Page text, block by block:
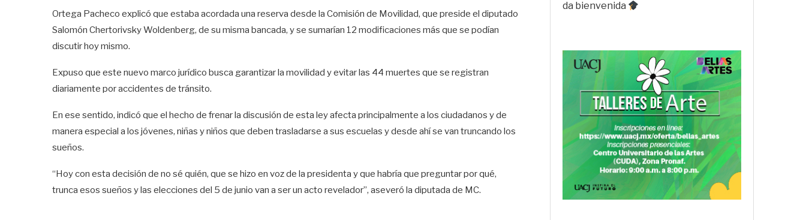
Ortega Pacheco explicó que estaba acordada una reserva desde la Comisión de Movilidad, que preside el diputado
Salomón Chertorivsky Woldenberg, de su misma bancada, y se sumarían 12 modificaciones más que se podían
discutir hoy mismo.
Expuso que este nuevo marco jurídico busca garantizar la movilidad y evitar las 44 muertes que se registran
diariamente por accidentes de tránsito.
En ese sentido, indicó que el hecho de frenar la discusión de esta ley afecta principalmente a los ciudadanos y de
manera especial a los jóvenes, niñas y niños que deben trasladarse a sus escuelas y desde ahí se van truncando los
sueños.
“Hoy con esta decisión de no sé quién, que se hizo en voz de la presidenta y que habría que preguntar por qué,
trunca esos sueños y las elecciones del 5 de junio van a ser un acto revelador”, aseveró la diputada de MC.
da bienvenida